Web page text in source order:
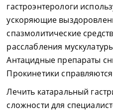
гастроэнтерологи
ускоряющие
спазмолитические
расслабления
Антацидные препараты
Прокинетики
Лечить катаральный
сложности для